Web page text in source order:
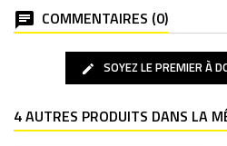
COMMENTAIRES (0)
SOYEZ LE PREMIER À
4 AUTRES PRODUITS DANS LA